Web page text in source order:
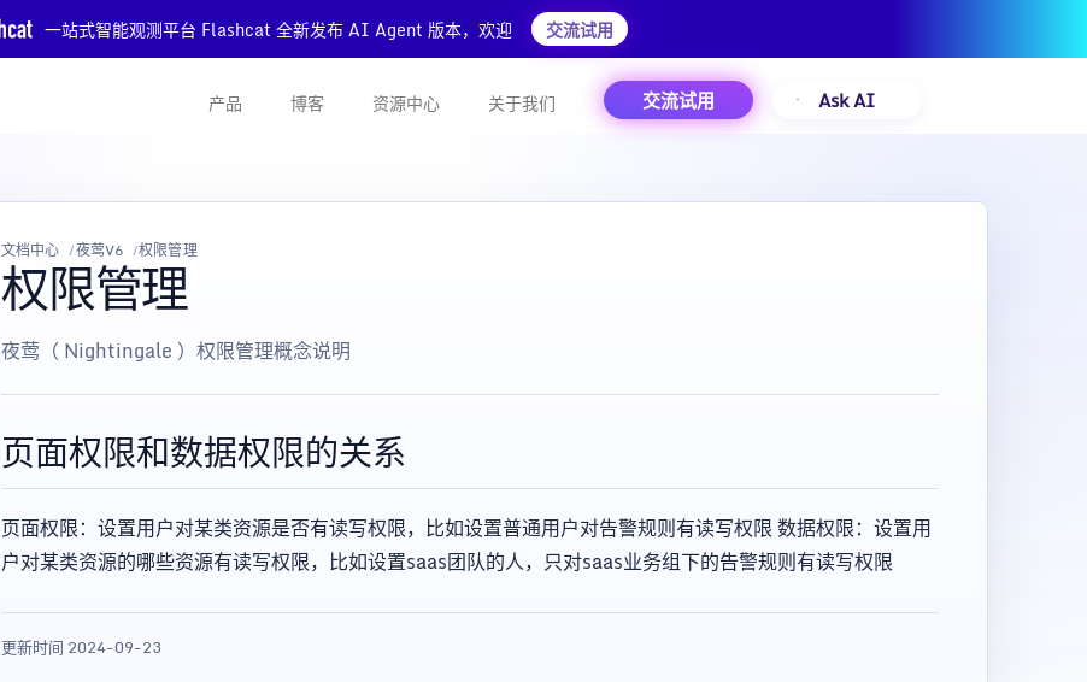
一站式智能观测平台 Flashcat 全新发布 AI Agent 版本，欢迎 交流试用
产品 博客 资源中心 关于我们 交流试用 Ask AI
文档中心 夜莺V6 权限管理
权限管理
夜莺（ Nightingale ）权限管理概念说明
页面权限和数据权限的关系
页面权限：设置用户对某类资源是否有读写权限，比如设置普通用户对告警规则有读写权限 数据权限：设置用
户对某类资源的哪些资源有读写权限，比如设置saas团队的人，只对saas业务组下的告警规则有读写权限
更新时间 2024-09-23